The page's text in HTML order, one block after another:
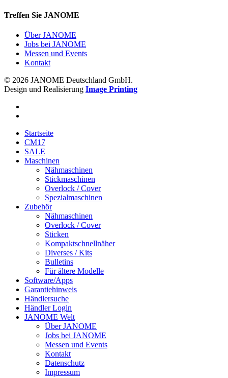
Treffen Sie JANOME
Über JANOME
Jobs bei JANOME
Messen und Events
Kontakt
© 2026 JANOME Deutschland GmbH.
Design und Realisierung Image Printing
Startseite
CM17
SALE
Maschinen
Nähmaschinen
Stickmaschinen
Overlock / Cover
Spezialmaschinen
Zubehör
Nähmaschinen
Overlock / Cover
Sticken
Kompaktschnellnäher
Diverses / Kits
Bulletins
Für ältere Modelle
Software/Apps
Garantiehinweis
Händlersuche
Händler Login
JANOME Welt
Über JANOME
Jobs bei JANOME
Messen und Events
Kontakt
Datenschutz
Impressum